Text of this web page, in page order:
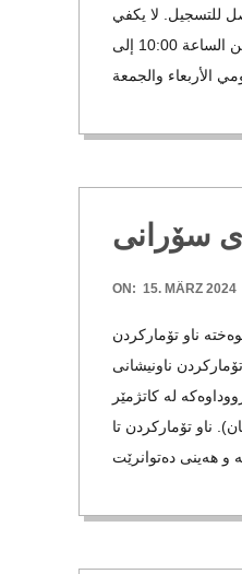
G
O
D
S
C
H
M
للتسجيل. لا يكفي
الحضور إلى المدرسة خلال أسبوع التسجيل. سيتم التسجيل في الموقع من 15.04. – 19.04.2024 من الساعة 10:00 إلى
سۆرانی
2024-
15
ON: 15. MÄRZ 2024
ئۆنلاین لە 03.04.2024 تا 12.04.2024 دەکرێت. پێشوەختە ناو تۆمارکردن
ناونیشانی
لە کاتژمێر
بەروارە تەرخانکراوەکان). ناو تۆمارکردن تا